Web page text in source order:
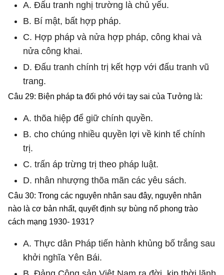
A. Đấu tranh nghị trường là chủ yếu.
B. Bí mật, bất hợp pháp.
C. Hợp pháp và nửa hợp pháp, công khai và
nửa công khai.
D. Đấu tranh chính trị kết hợp với đấu tranh vũ
trang.
Câu 29: Biện pháp ta đối phó với tay sai của Tưởng là:
A. thõa hiệp để giữ chính quyền.
B. cho chúng nhiều quyền lợi về kinh tế chính
trị.
C. trấn áp trừng trị theo pháp luật.
D. nhân nhượng thõa mãn các yêu sách.
Câu 30: Trong các nguyên nhân sau đây, nguyên nhân
nào là cơ bản nhất, quyết định sự bùng nổ phong trào
cách mạng 1930- 1931?
A. Thực dân Pháp tiến hành khủng bố trắng sau
khởi nghĩa Yên Bái.